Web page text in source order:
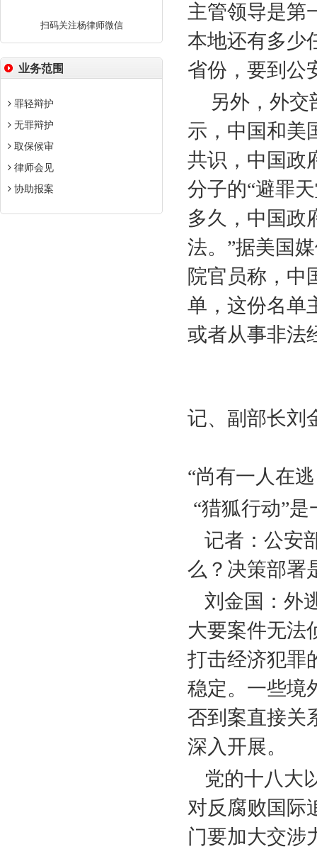
扫码关注杨律师微信
业务范围
罪轻辩护
无罪辩护
取保候审
律师会见
协助报案
主管领导是第
本地还有多少
省份，要到公
另外，外交
示，中国和美
共识，中国政
分子的“避罪
多久，中国政
法。”据美国
院官员称，中
单，这份名单
或者从事非法
记、副部长刘
“尚有一人在
“猎狐行动”
记者：公安
么？决策部署
刘金国：外
大要案件无法
打击经济犯罪
稳定。一些境
否到案直接关
深入开展。
党的十八大
对反腐败国际
门要加大交涉